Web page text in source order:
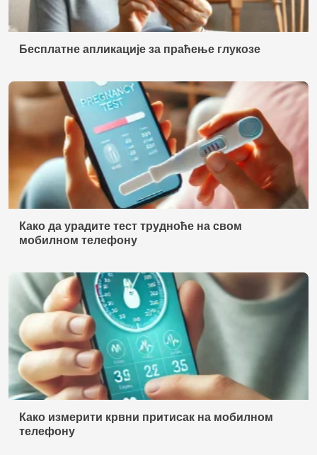
Бесплатне апликације за праћење глукозе
Како да урадите тест трудноће на свом
мобилном телефону
Како измерити крвни притисак на мобилном
телефону